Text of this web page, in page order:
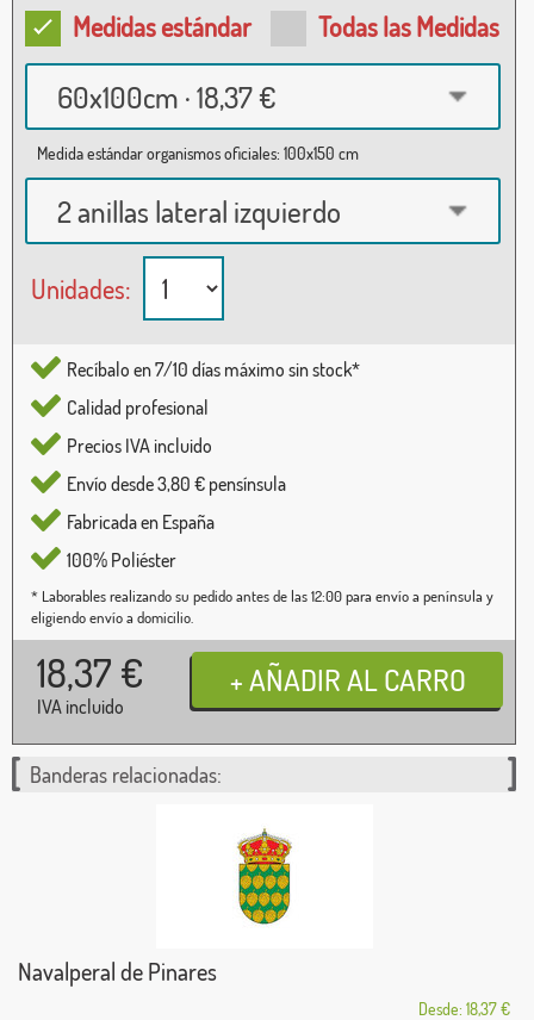
Medidas estándar Todas las Medidas
60x100cm · 18,37 €
Medida estándar organismos oficiales: 100x150 cm
2 anillas lateral izquierdo
Unidades:
Recíbalo en 7/10 días máximo sin stock*
Calidad profesional
Precios IVA incluido
Envío desde 3,80 € pensínsula
Fabricada en España
100% Poliéster
* Laborables realizando su pedido antes de las 12:00 para envío a península y
eligiendo envío a domicilio.
18,37 €
IVA incluido
Banderas relacionadas:
Navalperal de Pinares
Desde: 18,37 €